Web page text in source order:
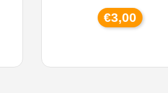
€3,00